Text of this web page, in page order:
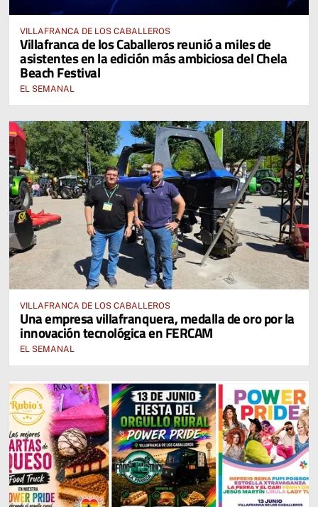
VILLAFRANCA DE LOS CABALLEROS
Villafranca de los Caballeros reunió a miles de
asistentes en la edición más ambiciosa del Chela
Beach Festival
EL SEMANAL
VILLAFRANCA DE LOS CABALLEROS
Una empresa villafranquera, medalla de oro por la
innovación tecnológica en FERCAM
EL SEMANAL